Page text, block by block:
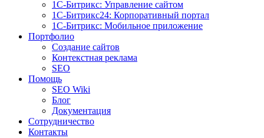
1С-Битрикс: Управление сайтом
1С-Битрикс24: Корпоративный портал
1С-Битрикс: Мобильное приложение
Портфолио
Создание сайтов
Контекстная реклама
SEO
Помощь
SEO Wiki
Блог
Документация
Сотрудничество
Контакты